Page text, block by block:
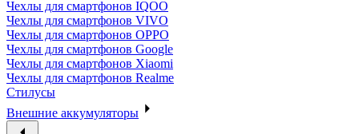
Чехлы для смартфонов IQOO
Чехлы для смартфонов VIVO
Чехлы для смартфонов OPPO
Чехлы для смартфонов Google
Чехлы для смартфонов Xiaomi
Чехлы для смартфонов Realme
Стилусы
Внешние аккумуляторы